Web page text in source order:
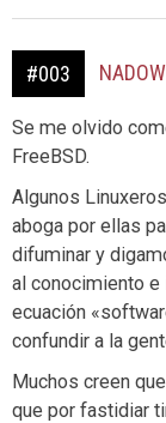
#003 NADOW
Se me olvido
FreeBSD.
Algunos
aboga por ellas
difuminar y
al conocimiento e
ecuación
confundir a la
Muchos creen
que por fastidiar